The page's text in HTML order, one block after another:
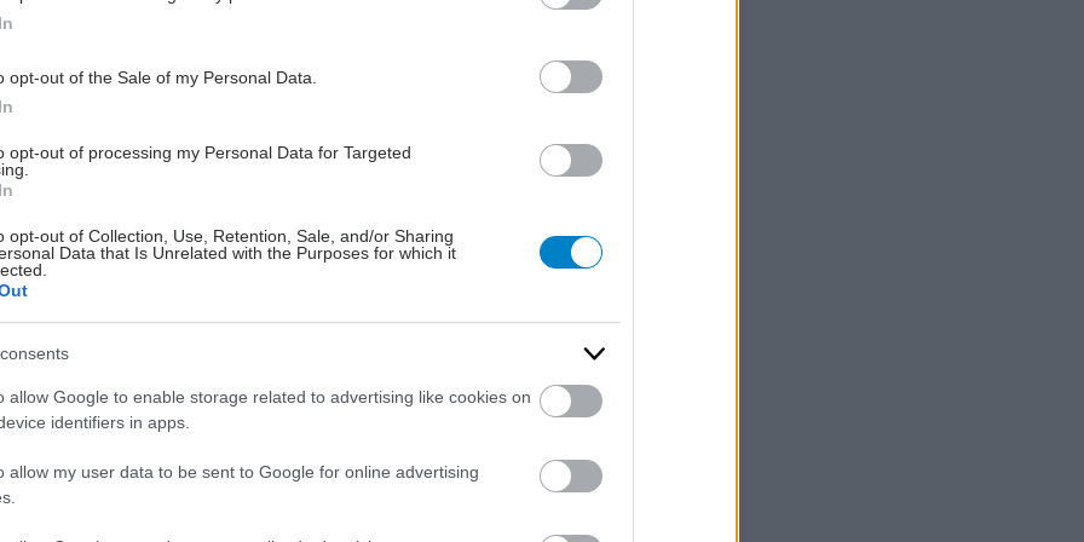
opt-out of the Sale of my Personal Data.
opt-out of processing my Personal Data for Targeted
opt-out of Collection, Use, Retention, Sale, and/or Sharing
Data that Is Unrelated with the Purposes for which it
allow Google to enable storage related to advertising like cookies on
identifiers in apps.
allow my user data to be sent to Google for online advertising
χρονών, 55 κιλά, 160 ύψος
είναι εξαιρετικά μικρή...
χρονών, 77 κιλά, 169 ύψος
2026, 17:16
αποξεση
σας. Από τα στοιχεία που αναφέρετε προκύπτει ότι το